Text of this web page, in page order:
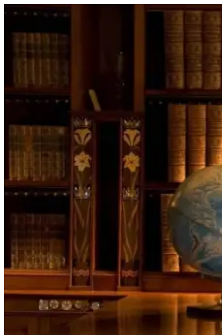
Перейти